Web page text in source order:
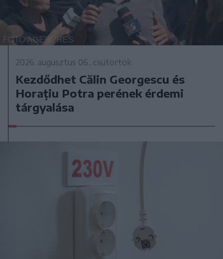
2026. augusztus 06., csütörtök
Kezdődhet Călin Georgescu és
Horațiu Potra perének érdemi
tárgyalása